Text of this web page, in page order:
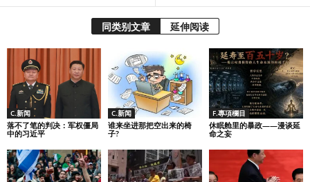
同类别文章 延伸阅读
C.新闻
落不了笔的判决：军权僵局
中的习近平
C.新闻
谁来坐进那把空出来的椅
子?
F.專項欄目
休眠舱里的暴政——漫谈延
命之妄